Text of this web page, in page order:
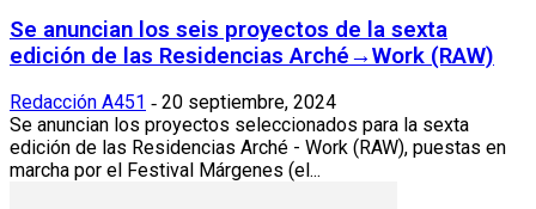
Se anuncian los seis proyectos de la sexta
edición de las Residencias Arché→Work (RAW)
Redacción A451 - 20 septiembre, 2024
Se anuncian los proyectos seleccionados para la sexta
edición de las Residencias Arché - Work (RAW), puestas en
marcha por el Festival Márgenes (el...